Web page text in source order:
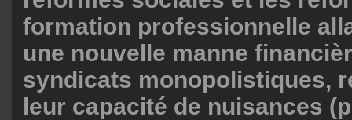
formation professionnelle
une nouvelle manne
syndicats monopolistiques,
leur capacité de nuisances